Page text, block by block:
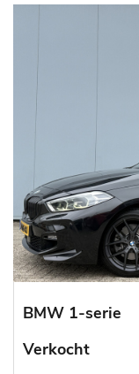
BMW 1-serie
Verkocht